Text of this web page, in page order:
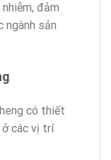
đảm
ngành sản
có thiết
ở các vị trí